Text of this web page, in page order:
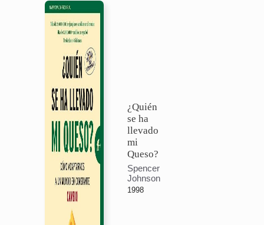
¿Quién
se ha
llevado
mi
Queso?
Spencer
Johnson
1998